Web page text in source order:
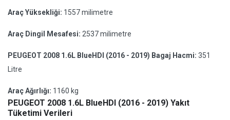
Araç Yüksekliği: 1557 milimetre
Araç Dingil Mesafesi: 2537 milimetre
PEUGEOT 2008 1.6L BlueHDI (2016 - 2019) Bagaj Hacmi: 351
Litre
Araç Ağırlığı: 1160 kg
PEUGEOT 2008 1.6L BlueHDI (2016 - 2019) Yakıt
Tüketimi Verileri